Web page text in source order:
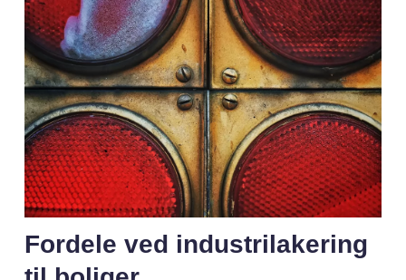
Fordele ved industrilakering